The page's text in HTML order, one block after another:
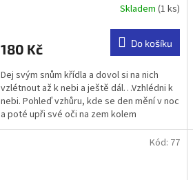
Skladem (1 ks)
180 Kč Do košíku
Dej svým snům křídla a dovol si na nich
vzlétnout až k nebi a ještě dál…Vzhlédni k
nebi. Pohleď vzhůru, kde se den mění v noc
a poté upři své oči na zem kolem
sebe.Právě tady,...
Kód: 77